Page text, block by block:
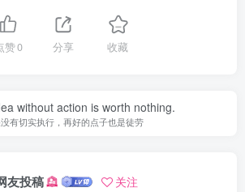
赞0 分享 收藏
without action is worth nothing.
有切实执行，再好的点子也是徒劳
友投稿 关注